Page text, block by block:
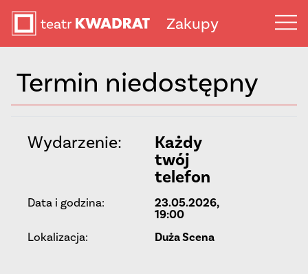
Zakupy
Termin niedostępny
Wydarzenie:
Każdy
twój
telefon
Data i godzina:
23.05.2026,
19:00
Lokalizacja: Duża Scena